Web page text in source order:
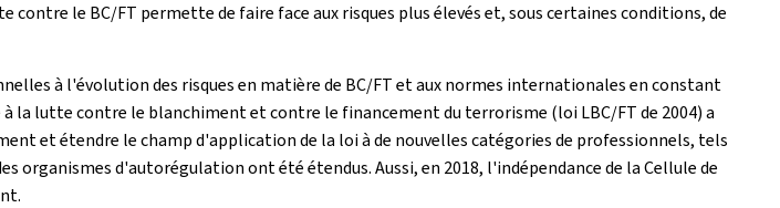
le BC/FT permette de faire face aux risques plus élevés et, sous certaines conditions, de
à l'évolution des risques en matière de BC/FT et aux normes internationales en constant
la lutte contre le blanchiment et contre le financement du terrorisme (loi LBC/FT de 2004) a
et étendre le champ d'application de la loi à de nouvelles catégories de professionnels, tels
organismes d'autorégulation ont été étendus. Aussi, en 2018, l'indépendance de la Cellule de